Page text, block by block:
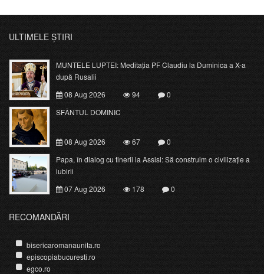
ULTIMELE ȘTIRI
MUNTELE LUPTEI: Meditația PF Claudiu la Duminica a X-a
după Rusalii
08 Aug 2026
94
0
SFÂNTUL DOMINIC
08 Aug 2026 67
0
Papa, în dialog cu tinerii la Assisi: Să construim o civilizație a
iubirii
07 Aug 2026
178 0
RECOMANDĂRI
bisericaromanaunita.ro
episcopiabucuresti.ro
egco.ro